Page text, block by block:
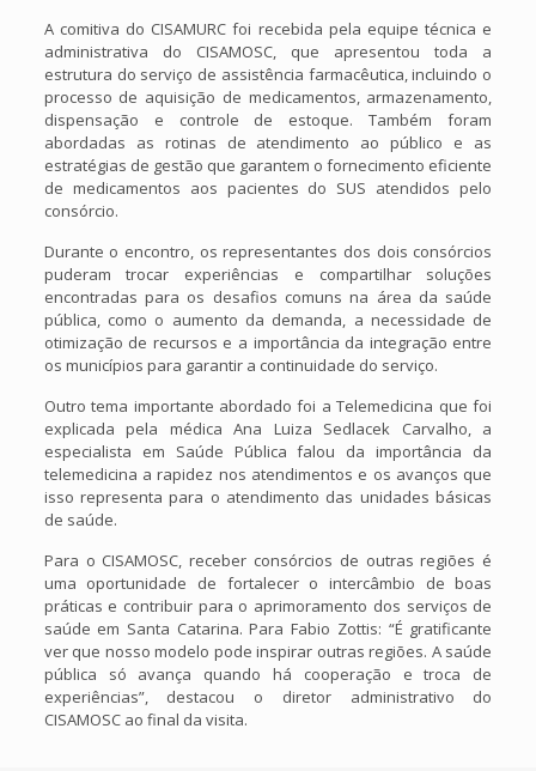
A comitiva do CISAMURC foi recebida pela equipe técnica e
administrativa do CISAMOSC, que apresentou toda a
estrutura do serviço de assistência farmacêutica, incluindo o
processo de aquisição de medicamentos, armazenamento,
dispensação e controle de estoque. Também foram
abordadas as rotinas de atendimento ao público e as
estratégias de gestão que garantem o fornecimento eficiente
de medicamentos aos pacientes do SUS atendidos pelo
consórcio.
Durante o encontro, os representantes dos dois consórcios
puderam trocar experiências e compartilhar soluções
encontradas para os desafios comuns na área da saúde
pública, como o aumento da demanda, a necessidade de
otimização de recursos e a importância da integração entre
os municípios para garantir a continuidade do serviço.
Outro tema importante abordado foi a Telemedicina que foi
explicada pela médica Ana Luiza Sedlacek Carvalho, a
especialista em Saúde Pública falou da importância da
telemedicina a rapidez nos atendimentos e os avanços que
isso representa para o atendimento das unidades básicas
de saúde.
Para o CISAMOSC, receber consórcios de outras regiões é
uma oportunidade de fortalecer o intercâmbio de boas
práticas e contribuir para o aprimoramento dos serviços de
saúde em Santa Catarina. Para Fabio Zottis: “É gratificante
ver que nosso modelo pode inspirar outras regiões. A saúde
pública só avança quando há cooperação e troca de
experiências”, destacou o diretor administrativo do
CISAMOSC ao final da visita.